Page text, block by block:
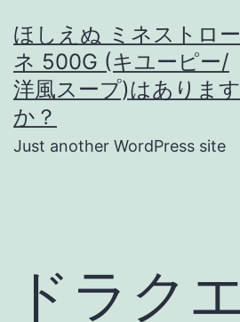
ン
テ
ン
ほしえぬ ミネストロー
ネ 500G (キユーピー/
洋風スープ)はあります
か？
Just another WordPress site
ドラク